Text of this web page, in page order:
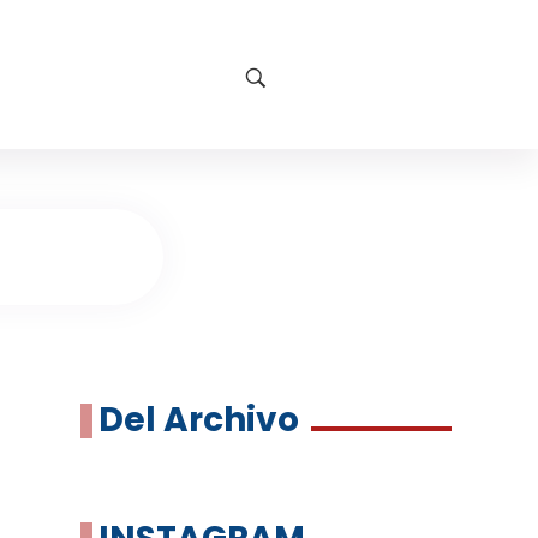
Del Archivo